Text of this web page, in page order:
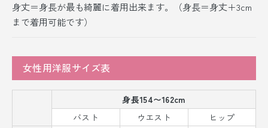
身丈＝身長が最も綺麗に着用出来ます。（身長＝身丈＋3cm
まで着用可能です）
女性用洋服サイズ表
身長154〜162cm
バスト
ウエスト
ヒップ